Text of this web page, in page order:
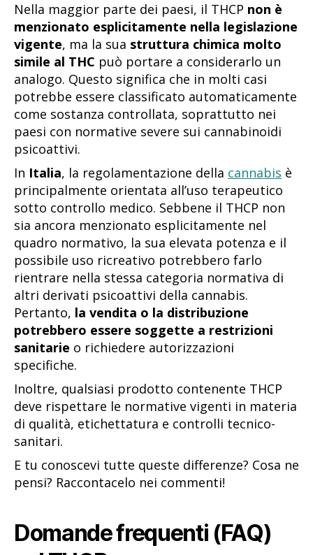
Nella maggior parte dei paesi, il THCP non è
menzionato esplicitamente nella legislazione
vigente, ma la sua struttura chimica molto
simile al THC può portare a considerarlo un
analogo. Questo significa che in molti casi
potrebbe essere classificato automaticamente
come sostanza controllata, soprattutto nei
paesi con normative severe sui cannabinoidi
psicoattivi.
In Italia, la regolamentazione della cannabis è
principalmente orientata all’uso terapeutico
sotto controllo medico. Sebbene il THCP non
sia ancora menzionato esplicitamente nel
quadro normativo, la sua elevata potenza e il
possibile uso ricreativo potrebbero farlo
rientrare nella stessa categoria normativa di
altri derivati psicoattivi della cannabis.
Pertanto, la vendita o la distribuzione
potrebbero essere soggette a restrizioni
sanitarie o richiedere autorizzazioni
specifiche.
Inoltre, qualsiasi prodotto contenente THCP
deve rispettare le normative vigenti in materia
di qualità, etichettatura e controlli tecnico-
sanitari.
E tu conoscevi tutte queste differenze? Cosa ne
pensi? Raccontacelo nei commenti!
Domande frequenti (FAQ)